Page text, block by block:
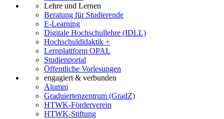
Lehre und Lernen
Beratung für Studierende
E-Learning
Digitale Hochschullehre (IDLL)
Hochschuldidaktik +
Lernplattform OPAL
Studienportal
Öffentliche Vorlesungen
engagiert & verbunden
Alumni
Graduiertenzentrum (GradZ)
HTWK-Förderverein
HTWK-Stiftung